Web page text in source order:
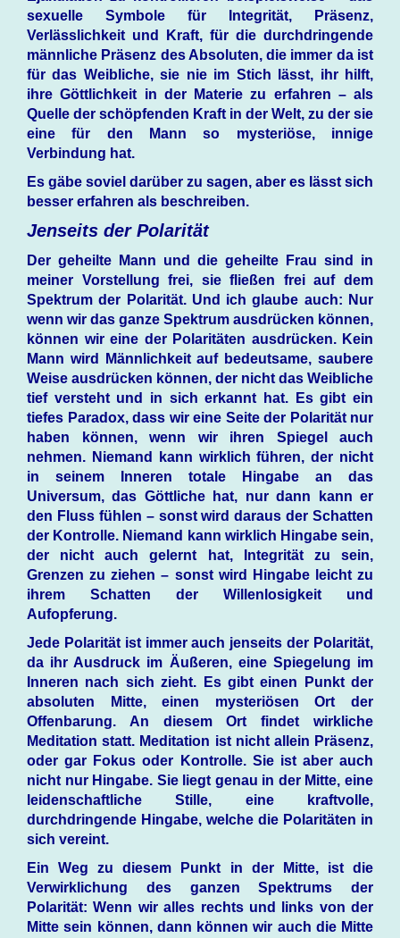
sexuelle Symbole für Integrität, Präsenz,
Verlässlichkeit und Kraft, für die durchdringende
männliche Präsenz des Absoluten, die immer da ist
für das Weibliche, sie nie im Stich lässt, ihr hilft,
ihre Göttlichkeit in der Materie zu erfahren – als
Quelle der schöpfenden Kraft in der Welt, zu der sie
eine für den Mann so mysteriöse, innige
Verbindung hat.
Es gäbe soviel darüber zu sagen, aber es lässt sich
besser erfahren als beschreiben.
Jenseits der Polarität
Der geheilte Mann und die geheilte Frau sind in
meiner Vorstellung frei, sie fließen frei auf dem
Spektrum der Polarität. Und ich glaube auch: Nur
wenn wir das ganze Spektrum ausdrücken können,
können wir eine der Polaritäten ausdrücken. Kein
Mann wird Männlichkeit auf bedeutsame, saubere
Weise ausdrücken können, der nicht das Weibliche
tief versteht und in sich erkannt hat. Es gibt ein
tiefes Paradox, dass wir eine Seite der Polarität nur
haben können, wenn wir ihren Spiegel auch
nehmen. Niemand kann wirklich führen, der nicht
in seinem Inneren totale Hingabe an das
Universum, das Göttliche hat, nur dann kann er
den Fluss fühlen – sonst wird daraus der Schatten
der Kontrolle. Niemand kann wirklich Hingabe sein,
der nicht auch gelernt hat, Integrität zu sein,
Grenzen zu ziehen – sonst wird Hingabe leicht zu
ihrem Schatten der Willenlosigkeit und
Aufopferung.
Jede Polarität ist immer auch jenseits der Polarität,
da ihr Ausdruck im Äußeren, eine Spiegelung im
Inneren nach sich zieht. Es gibt einen Punkt der
absoluten Mitte, einen mysteriösen Ort der
Offenbarung. An diesem Ort findet wirkliche
Meditation statt. Meditation ist nicht allein Präsenz,
oder gar Fokus oder Kontrolle. Sie ist aber auch
nicht nur Hingabe. Sie liegt genau in der Mitte, eine
leidenschaftliche Stille, eine kraftvolle,
durchdringende Hingabe, welche die Polaritäten in
sich vereint.
Ein Weg zu diesem Punkt in der Mitte, ist die
Verwirklichung des ganzen Spektrums der
Polarität: Wenn wir alles rechts und links von der
Mitte sein können, dann können wir auch die Mitte